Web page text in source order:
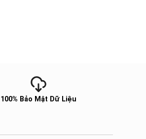
100% Bảo Mật Dữ Liệu